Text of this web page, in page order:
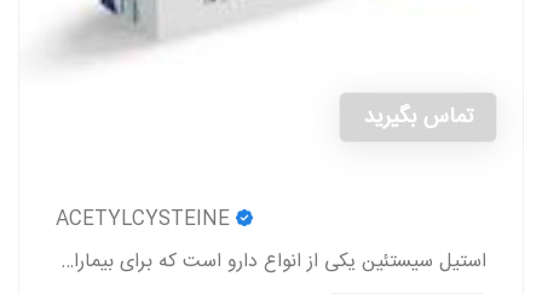
تماس بگیرید
استیل سیستئین یکی از انواع دارو است که برای بیماران مبتلا به اختلالات ریوی از سمت پزشکان تجویز می‌شود.